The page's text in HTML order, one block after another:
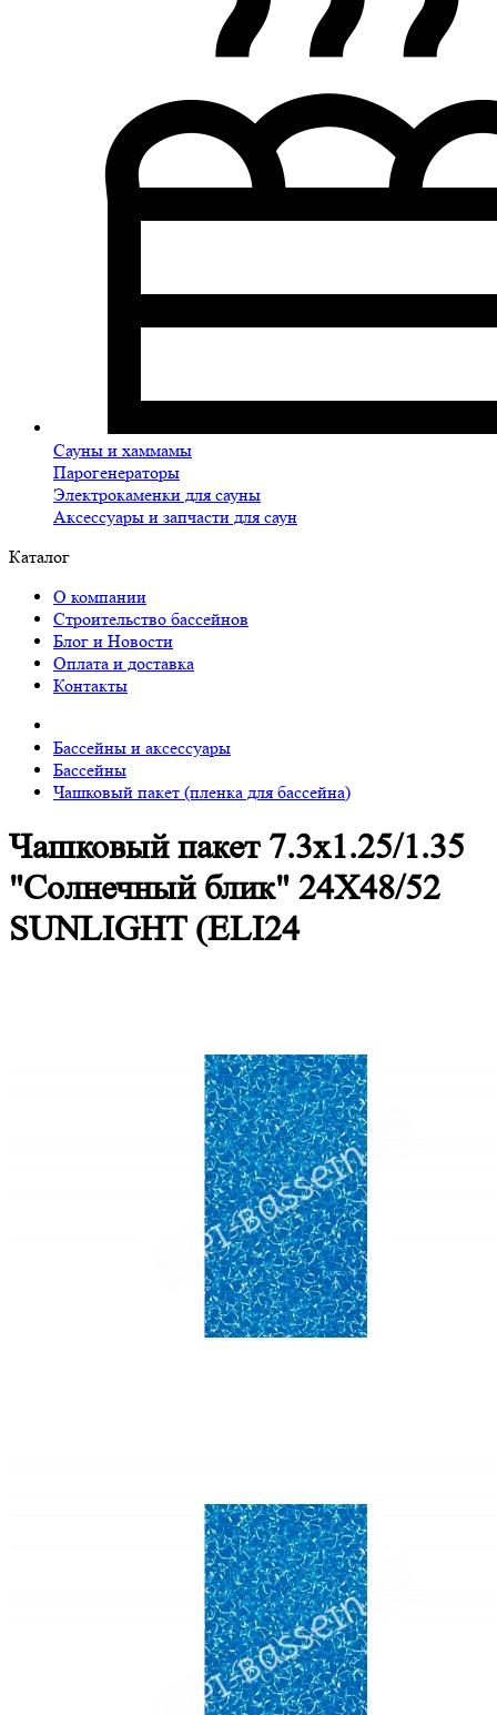
Сауны и хаммамы
Парогенераторы
Электрокаменки для сауны
Аксессуары и запчасти для саун
Каталог
О компании
Строительство бассейнов
Блог и Новости
Оплата и доставка
Контакты
Бассейны и аксессуары
Бассейны
Чашковый пакет (пленка для бассейна)
Чашковый пакет 7.3х1.25/1.35
"Солнечный блик" 24X48/52
SUNLIGHT (ELI24